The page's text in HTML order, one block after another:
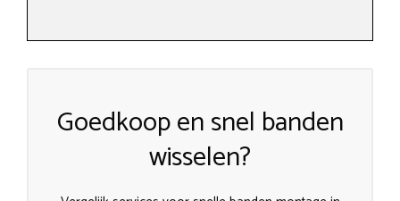
Goedkoop en snel banden
wisselen?